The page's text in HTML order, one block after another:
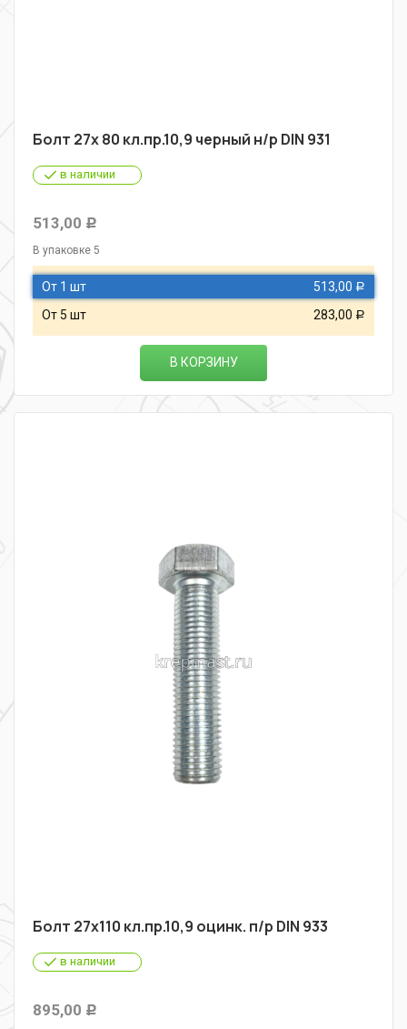
Болт 27х 80 кл.пр.10,9 черный н/р DIN 931
в наличии
513,00 Р
В упаковке 5
От 1 шт 513,00 Р
От 5 шт 283,00 Р
В КОРЗИНУ
Болт 27х110 кл.пр.10,9 оцинк. п/р DIN 933
в наличии
895,00 Р